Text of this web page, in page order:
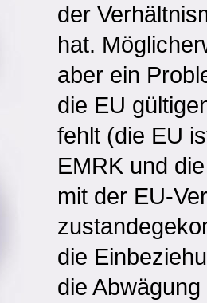
der
hat.
aber ein
die EU
fehlt (die EU
EMRK und
mit der EU-
die
die